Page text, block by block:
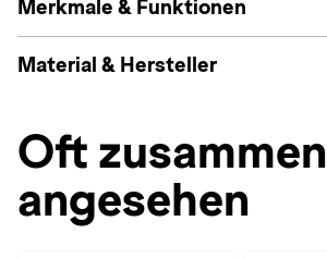
Merkmale & Funktionen
Material & Hersteller
Oft zusammen
angesehen